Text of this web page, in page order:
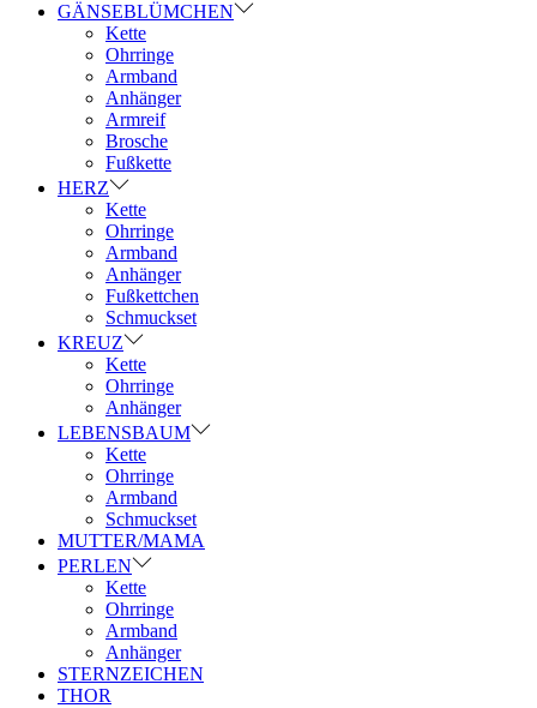
GÄNSEBLÜMCHEN
Kette
Ohrringe
Armband
Anhänger
Armreif
Brosche
Fußkette
HERZ
Kette
Ohrringe
Armband
Anhänger
Fußkettchen
Schmuckset
KREUZ
Kette
Ohrringe
Anhänger
LEBENSBAUM
Kette
Ohrringe
Armband
Schmuckset
MUTTER/MAMA
PERLEN
Kette
Ohrringe
Armband
Anhänger
STERNZEICHEN
THOR